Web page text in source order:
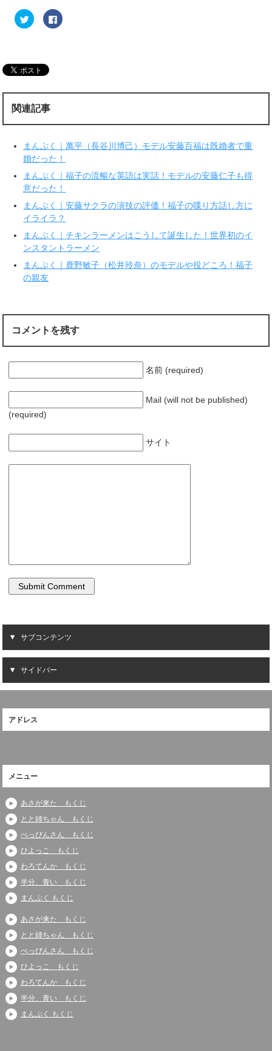
ク
リ
w
i
e
r
で
有
新
し
い
ウ
ン
ド
ウ
開
き
ま
)
F
a
す
ク
ッ
ク
し
て
く
だ
さ
い
新
し
い
ィ
ン
ド
で
開
関連記事
まんぷく｜萬平（長谷川博己）モデル安藤百福は既婚者で重
婚だった！
まんぷく｜福子の流暢な英語は実話！モデルの安藤仁子も得
意だった！
まんぷく｜安藤サクラの演技の評価！福子の喋り方話し方に
イライラ？
まんぷく｜チキンラーメンはこうして誕生した！世界初のイ
ンスタントラーメン
まんぷく｜鹿野敏子（松井玲奈）のモデルや役どころ！福子
の親友
コメントを残す
名前 (required)
Mail (will not be published)
(required)
サイト
サブコンテンツ
サイドバー
アドレス
メニュー
あさが来た もくじ
とと姉ちゃん もくじ
べっぴんさん もくじ
ひよっこ もくじ
わろてんか もくじ
半分、青い もくじ
まんぷく もくじ
あさが来た もくじ
とと姉ちゃん もくじ
べっぴんさん もくじ
ひよっこ もくじ
わろてんか もくじ
半分、青い もくじ
まんぷく もくじ